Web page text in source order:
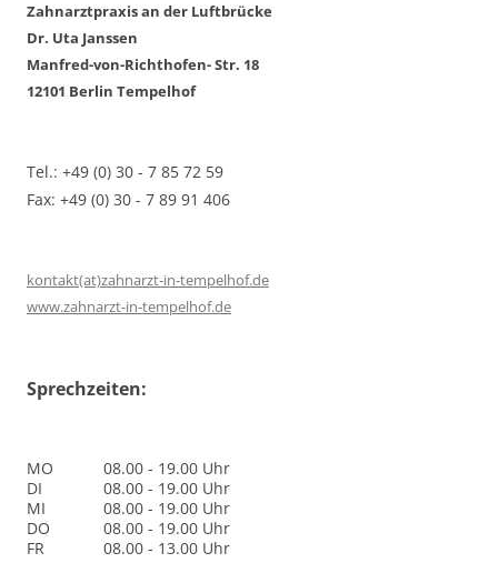
Zahnarztpraxis an der Luftbrücke
Dr. Uta Janssen
Manfred-von-Richthofen- Str. 18
12101 Berlin Tempelhof
Tel.: +49 (0) 30 - 7 85 72 59
Fax: +49 (0) 30 - 7 89 91 406
kontakt(at)zahnarzt-in-tempelhof.de
www.zahnarzt-in-tempelhof.de
Sprechzeiten:
MO
08.00 - 19.00 Uhr
DI
08.00 - 19.00 Uhr
MI
08.00 - 19.00 Uhr
DO
08.00 - 19.00 Uhr
FR
08.00 - 13.00 Uhr